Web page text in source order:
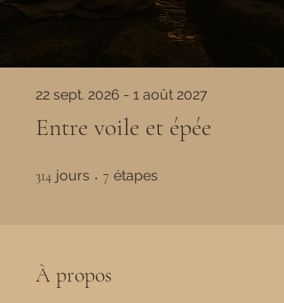
Entre voile et épée
22 sept. 2026 - 1 août 2027
314 jours 314 jours
7 étapes
À propos